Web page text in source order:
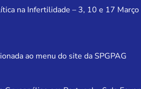
na Infertilidade – 3, 10 e 17 Março
ao menu do site da SPGPAG